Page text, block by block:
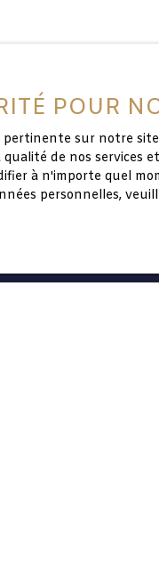
POUR
sur notre
de nos
à n'importe quel
personnelles,